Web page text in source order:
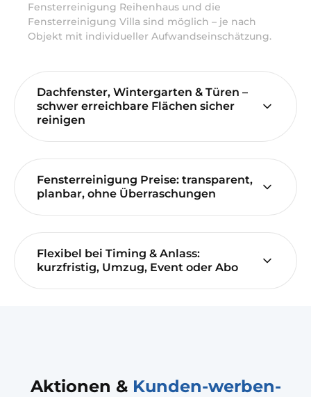
Fensterreinigung Reihenhaus und die
Fensterreinigung Villa sind möglich – je nach
Objekt mit individueller Aufwandseinschätzung.
Dachfenster, Wintergarten & Türen –
schwer erreichbare Flächen sicher
reinigen
Fensterreinigung Preise: transparent,
planbar, ohne Überraschungen
Flexibel bei Timing & Anlass:
kurzfristig, Umzug, Event oder Abo
Aktionen & Kunden-werben-